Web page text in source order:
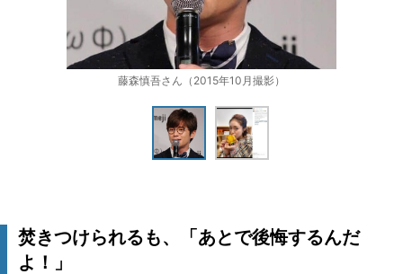
藤森慎吾さん（2015年10月撮影）
焚きつけられるも、「あとで後悔するんだ
よ！」